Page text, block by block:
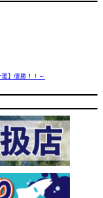
】優勝！！～
揃え！ 新
製品も